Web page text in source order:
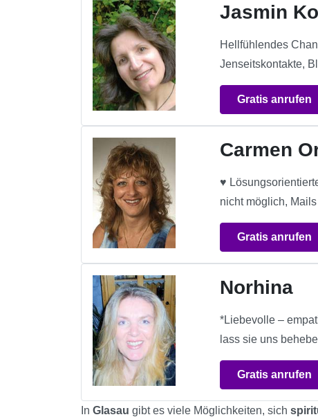
Jasmin
Hellfühlendes
Jenseitskontakte,
Gratis anrufen
Carmen
♥
nicht möglich,
Gratis anrufen
Norhina
*Liebevolle –
lass sie uns
Gratis anrufen
In Glasau gibt es viele Möglichkeiten, sich